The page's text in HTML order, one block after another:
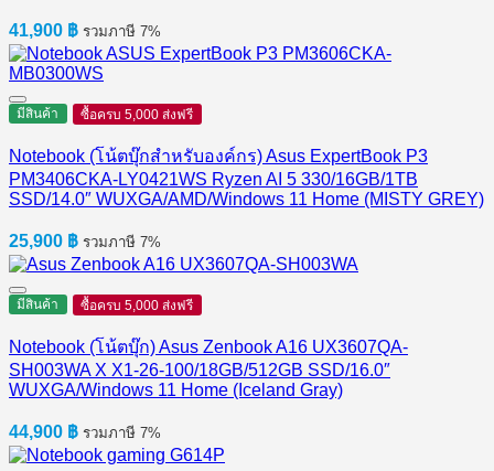
41,900 ฿ รวมภาษี 7%
มีสินค้า ซื้อครบ 5,000 ส่งฟรี
Notebook (โน้ตบุ๊กสำหรับองค์กร) Asus ExpertBook P3
PM3406CKA-LY0421WS Ryzen AI 5 330/16GB/1TB
SSD/14.0″ WUXGA/AMD/Windows 11 Home (MISTY GREY)
25,900 ฿ รวมภาษี 7%
มีสินค้า ซื้อครบ 5,000 ส่งฟรี
Notebook (โน้ตบุ๊ก) Asus Zenbook A16 UX3607QA-
SH003WA X X1-26-100/18GB/512GB SSD/16.0″
WUXGA/Windows 11 Home (Iceland Gray)
44,900 ฿ รวมภาษี 7%